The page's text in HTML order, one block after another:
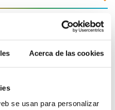
Acerca de las cookies
se usan para personalizar